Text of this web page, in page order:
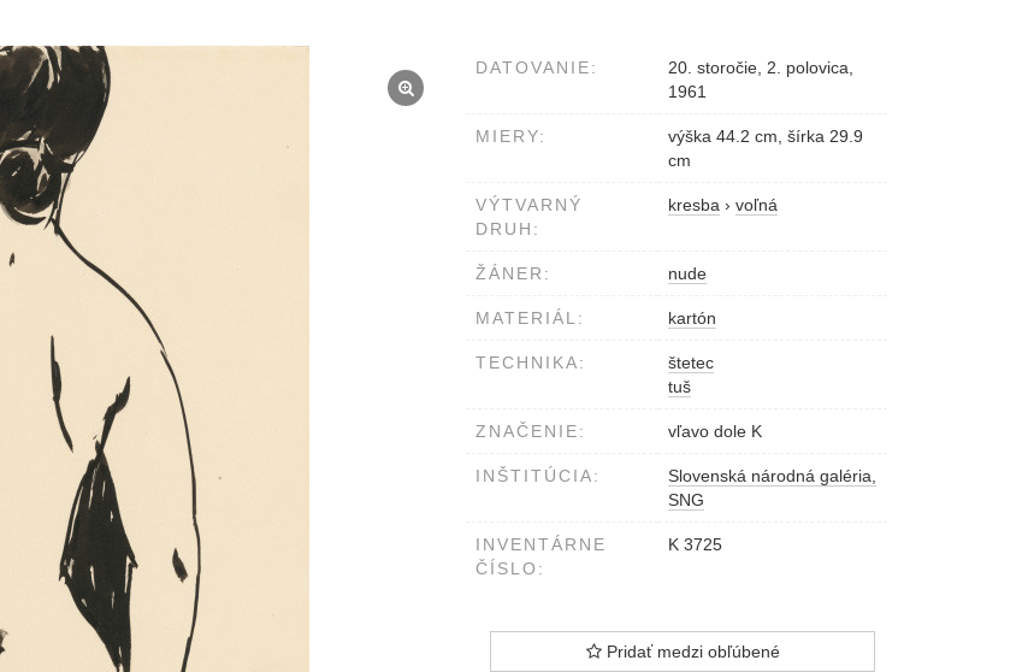
DATOVANIE:
20. storočie, 2. polovica,
1961
MIERY:
výška 44.2 cm, šírka 29.9
cm
VÝTVARNÝ
DRUH:
kresba › voľná
ŽÁNER: nude
MATERIÁL: kartón
TECHNIKA:
štetec
tuš
ZNAČENIE: vľavo dole K
INŠTITÚCIA:
Slovenská národná galéria,
SNG
INVENTÁRNE
ČÍSLO:
K 3725
Pridať medzi obľúbené